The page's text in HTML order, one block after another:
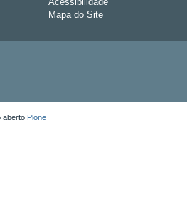
Mapa do Site
aberto Plone